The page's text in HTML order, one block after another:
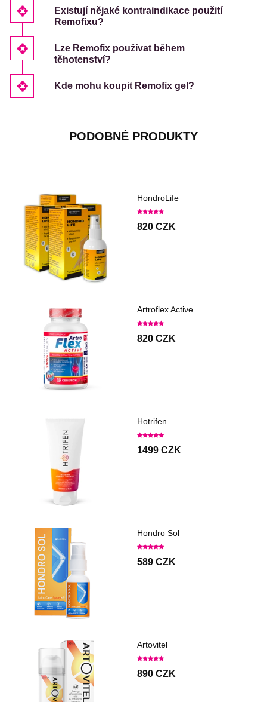
Existují nějaké kontraindikace použití
Remofixu?
Lze Remofix používat během
těhotenství?
Kde mohu koupit Remofix gel?
PODOBNÉ PRODUKTY
HondroLife
820 CZK
Artroflex Active
820 CZK
Hotrifen
1499 CZK
Hondro Sol
589 CZK
Artovitel
890 CZK